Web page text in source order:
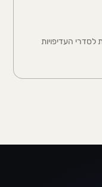
העדיפויות